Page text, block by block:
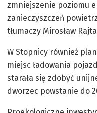
zmniejszenie poziomu
zanieczyszczeń
tłumaczy Mirosław
W Stopnicy również
miejsc ładowania
starała się zdobyć
dworzec powstanie do